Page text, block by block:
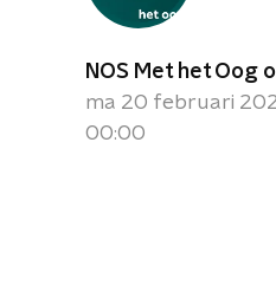
NOS Met het Oog
ma 20 februari
00:00